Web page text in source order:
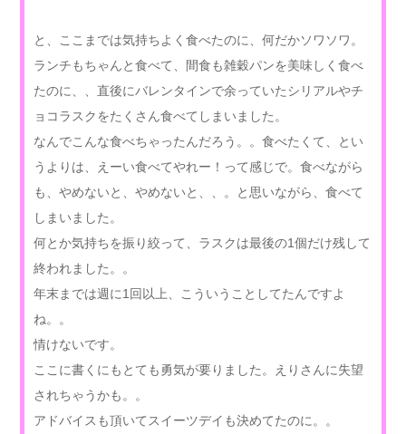
と、ここまでは気持ちよく食べたのに、何だかソワソワ。
ランチもちゃんと食べて、間食も雑穀パンを美味しく食べ
たのに、、直後にバレンタインで余っていたシリアルやチ
ョコラスクをたくさん食べてしまいました。
なんでこんな食べちゃったんだろう。。食べたくて、とい
うよりは、えーい食べてやれー！って感じで。食べながら
も、やめないと、やめないと、、。と思いながら、食べて
しまいました。
何とか気持ちを振り絞って、ラスクは最後の1個だけ残して
終われました。。
年末までは週に1回以上、こういうことしてたんですよ
ね。。
情けないです。
ここに書くにもとても勇気が要りました。えりさんに失望
されちゃうかも。。
アドバイスも頂いてスイーツデイも決めてたのに。。